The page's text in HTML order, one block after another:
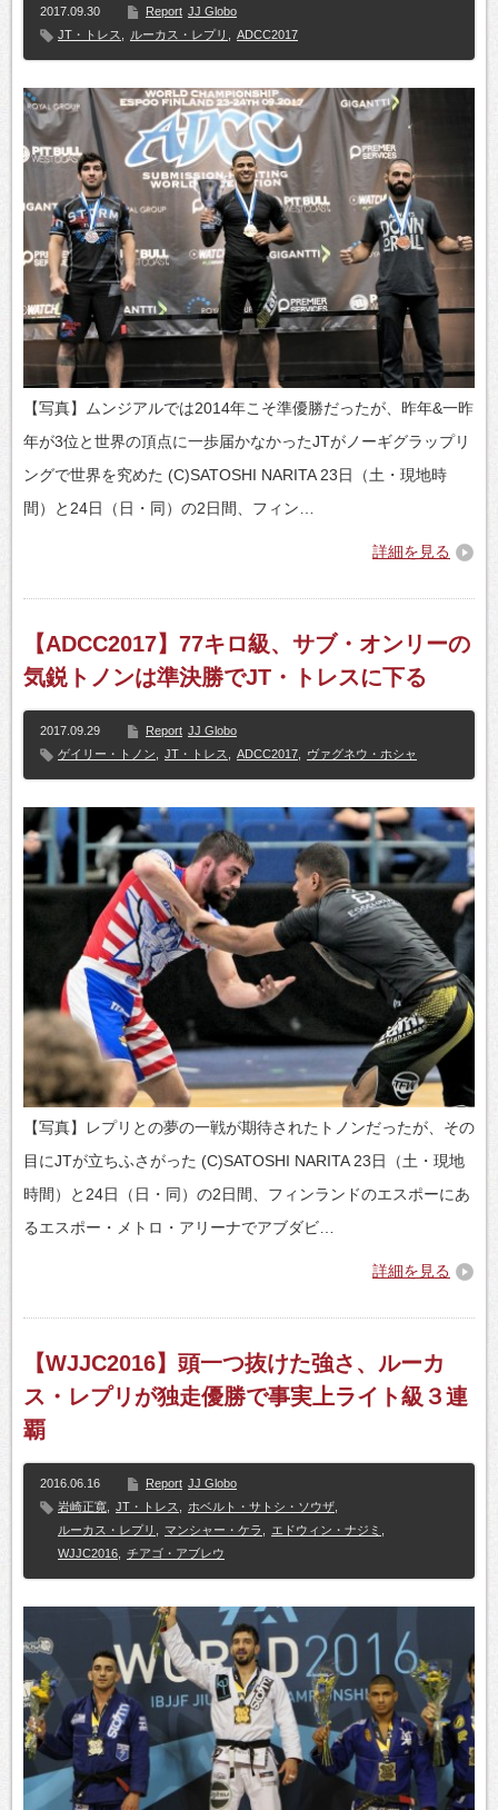
2017.09.30 Report JJ Globo
JT・トレス
ルーカス・レプリ ADCC2017
【写真】ムンジアルでは2014年こそ準優勝だったが、昨年&一昨
年が3位と世界の頂点に一歩届かなかったJTがノーギグラップリ
ングで世界を究めた (C)SATOSHI NARITA 23日（土・現地時
間）と24日（日・同）の2日間、フィン…
詳細を見る
【ADCC2017】77キロ級、サブ・オンリーの
気鋭トノンは準決勝でJT・トレスに下る
2017.09.29 Report JJ Globo
ゲイリー・トノン
JT・トレス ADCC2017 ヴァグネウ・ホシャ
【写真】レプリとの夢の一戦が期待されたトノンだったが、その
目にJTが立ちふさがった (C)SATOSHI NARITA 23日（土・現地
時間）と24日（日・同）の2日間、フィンランドのエスポーにあ
るエスポー・メトロ・アリーナでアブダビ…
詳細を見る
【WJJC2016】頭一つ抜けた強さ、ルーカ
ス・レプリが独走優勝で事実上ライト級３連
覇
2016.06.16 Report JJ Globo
岩崎正寛
JT・トレス ホベルト・サトシ・ソウザ
ルーカス・レプリ
マンシャー・ケラ エドウィン・ナジミ
WJJC2016
チアゴ・アブレウ